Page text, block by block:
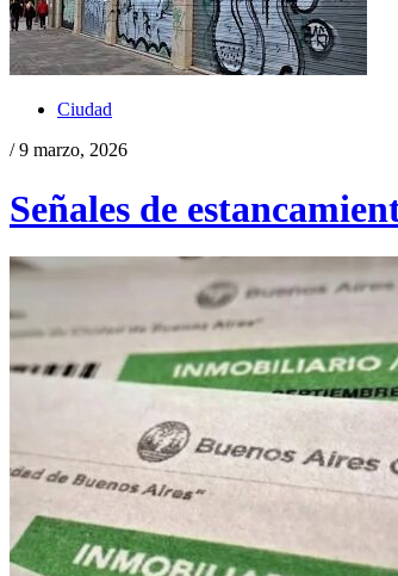
Ciudad
/ 9 marzo, 2026
Señales de